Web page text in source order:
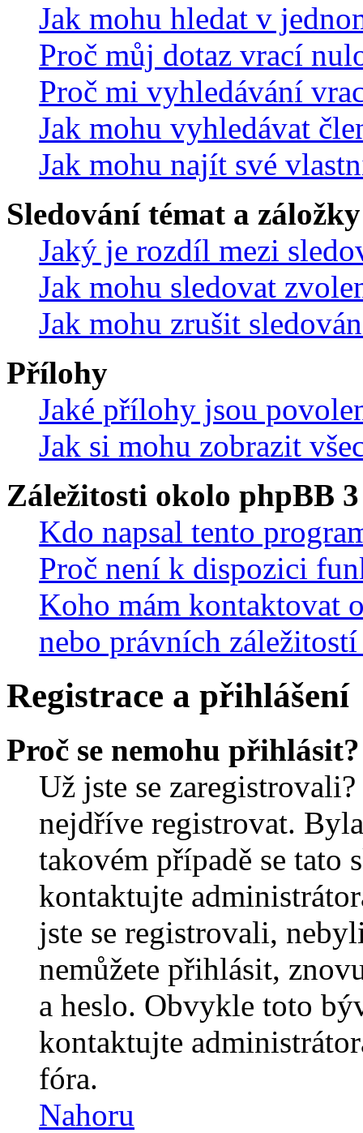
Jak mohu hledat v
Proč můj dotaz vrací
Proč mi vyhledávání
Jak mohu vyhledávat
Jak mohu najít své
Sledování témat a záložky
Jaký je rozdíl mezi
Jak mohu sledovat
Jak mohu zrušit
Přílohy
Jaké přílohy jsou
Jak si mohu zobrazit
Záležitosti okolo phpBB 3
Kdo napsal tento
Proč není k dispozici
Koho mám kontaktovat
nebo právních
Registrace a přihlášení
Proč se nemohu přihlásit?
Už jste se
nejdříve registrovat.
takovém případě se tato
kontaktujte
jste se registrovali,
nemůžete přihlásit,
a heslo. Obvykle toto
kontaktujte
fóra.
Nahoru